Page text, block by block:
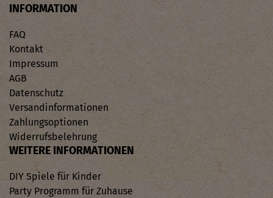
INFORMATION
FAQ
Kontakt
Impressum
AGB
Datenschutz
Versandinformationen
Zahlungsoptionen
Widerrufsbelehrung
WEITERE INFORMATIONEN
DIY Spiele für Kinder
Party Programm für Zuhause